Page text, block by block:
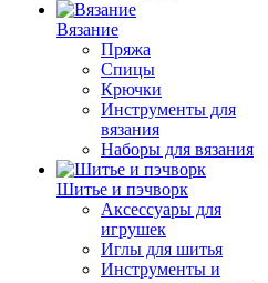
Вязание
Пряжа
Спицы
Крючки
Инструменты для
вязания
Наборы для вязания
Шитье и пэчворк
Аксессуары для
игрушек
Иглы для шитья
Инструменты и